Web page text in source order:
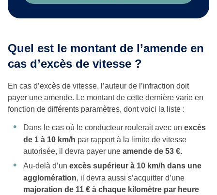
Quel est le montant de l’amende en
cas d’excès de vitesse ?
En cas d’excès de vitesse, l’auteur de l’infraction doit
payer une amende. Le montant de cette dernière varie en
fonction de différents paramètres, dont voici la liste :
Dans le cas où le conducteur roulerait avec un excès
de 1 à 10 km/h par rapport à la limite de vitesse
autorisée, il devra payer une amende de 53 €.
Au-delà d’un excès supérieur à 10 km/h dans une
agglomération, il devra aussi s’acquitter d’une
majoration de 11 € à chaque kilomètre par heure